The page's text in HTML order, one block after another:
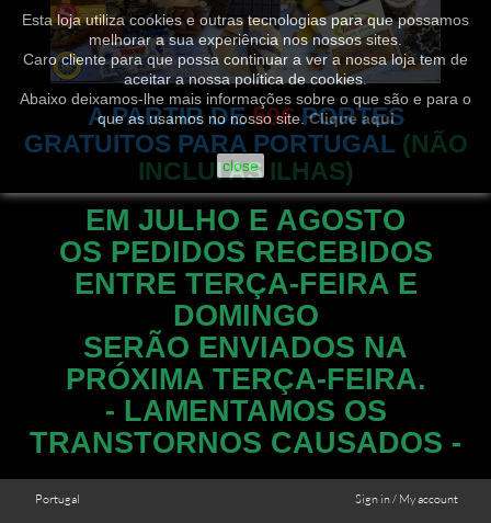
Esta loja utiliza cookies e outras tecnologias para que possamos
melhorar a sua experiência nos nossos sites.
Caro cliente para que possa continuar a ver a nossa loja tem de
aceitar a nossa política de cookies.
Abaixo deixamos-lhe mais informações sobre o que são e para o
que as usamos no nosso site.Clique aqui
close
A PARTIR DE 50€ PORTES
GRATUITOS PARA PORTUGAL (NÃO
INCLUI AS ILHAS)
EM JULHO E AGOSTO
OS PEDIDOS RECEBIDOS
ENTRE TERÇA-FEIRA E
DOMINGO
SERÃO ENVIADOS NA
PRÓXIMA TERÇA-FEIRA.
- LAMENTAMOS OS
TRANSTORNOS CAUSADOS -
Sign in / My account
Portugal